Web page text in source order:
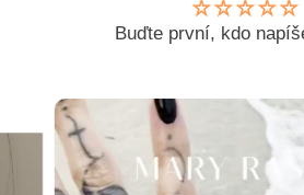
Buďte první, kdo